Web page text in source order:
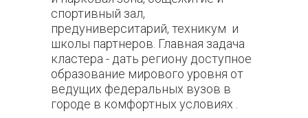
спортивный зал,
предуниверситарий, техникум и
школы партнеров. Главная задача
кластера - дать региону доступное
образование мирового уровня от
ведущих федеральных вузов в
городе в комфортных условиях .